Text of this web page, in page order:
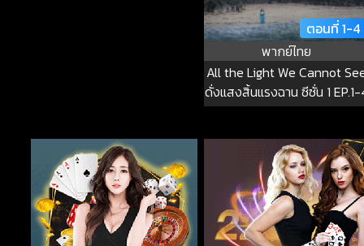
ตอนที่ 1-4
พากย์ไทย
All the Light We Cannot
ดั่งแสงสิ้นแรงฉาน ซีซั่น 1